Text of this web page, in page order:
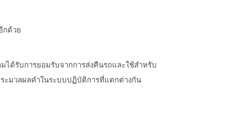
กด้วย
ด้รับการยอมรับจากการส่งคืนรถและใช้สำหรับ
ะมวลผลคำในระบบปฏิบัติการที่แตกต่างกัน